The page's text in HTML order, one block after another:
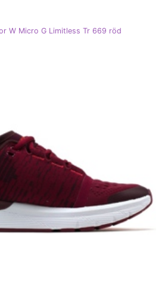
W Micro G Limitless Tr 669 röd